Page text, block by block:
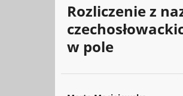
Rozliczenie z
w pole